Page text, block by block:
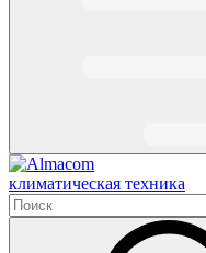
климатическая техника